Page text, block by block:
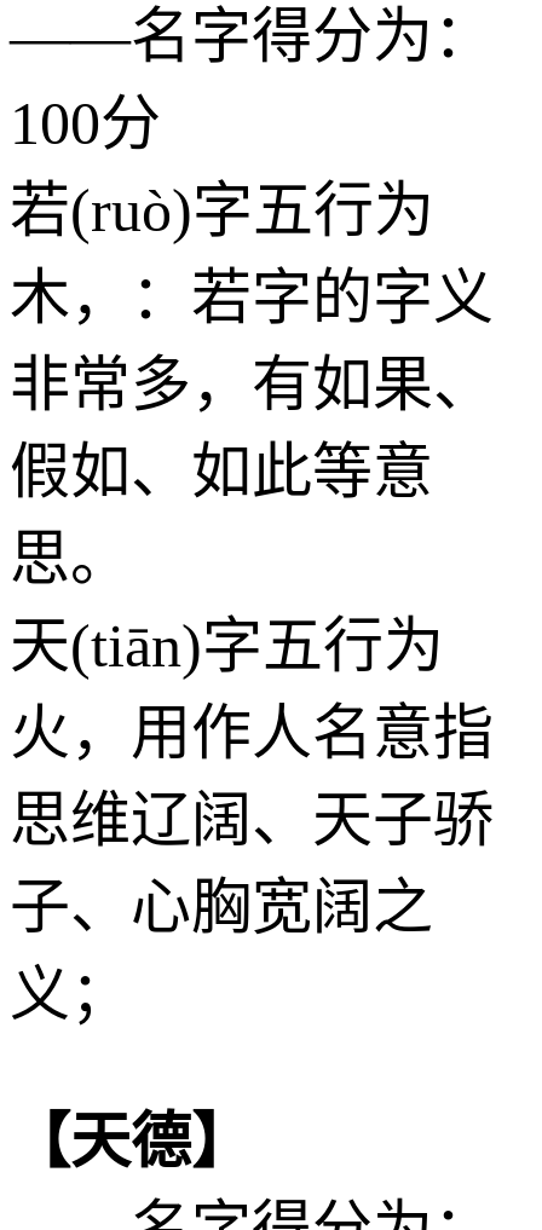
——名字得分为：
100分
若(ruò)字五行为
木，：若字的字义
非常多，有如果、
假如、如此等意
思。
天(tiān)字五行为
火 ，用作人名意指
思维辽阔、天子骄
子、心胸宽阔之
义；
【天德】